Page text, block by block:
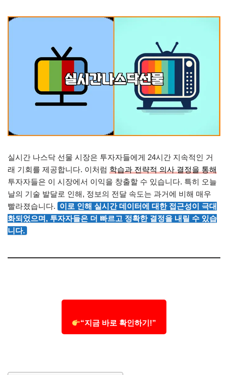
실시간 나스닥 선물 시장은 투자자들에게 24시간 지속적인 거
래 기회를 제공합니다. 이처럼 학습과 전략적 의사 결정을 통해
투자자들은 이 시장에서 이익을 창출할 수 있습니다. 특히 오늘
날의 기술 발달로 인해, 정보의 전달 속도는 과거에 비해 매우
빨라졌습니다. 이로 인해 실시간 데이터에 대한 접근성이 극대
화되었으며, 투자자들은 더 빠르고 정확한 결정을 내릴 수 있습
니다.
“지금 바로 확인하기!”